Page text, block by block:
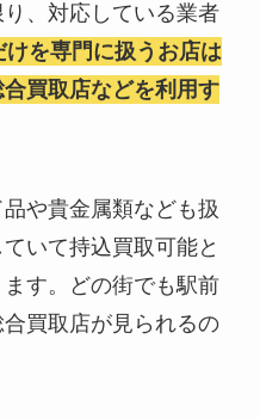
、対応している業者
けを専門に扱うお店は
買取店などを利用す
や貴金属類なども扱
いて持込買取可能と
す。どの街でも駅前
買取店が見られるの